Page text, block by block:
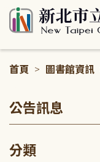
首頁 > 圖書館資訊
公告訊息
分類